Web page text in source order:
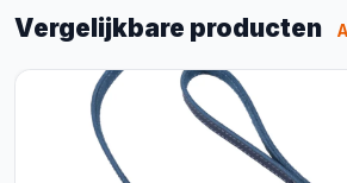
Vergelijkbare producten